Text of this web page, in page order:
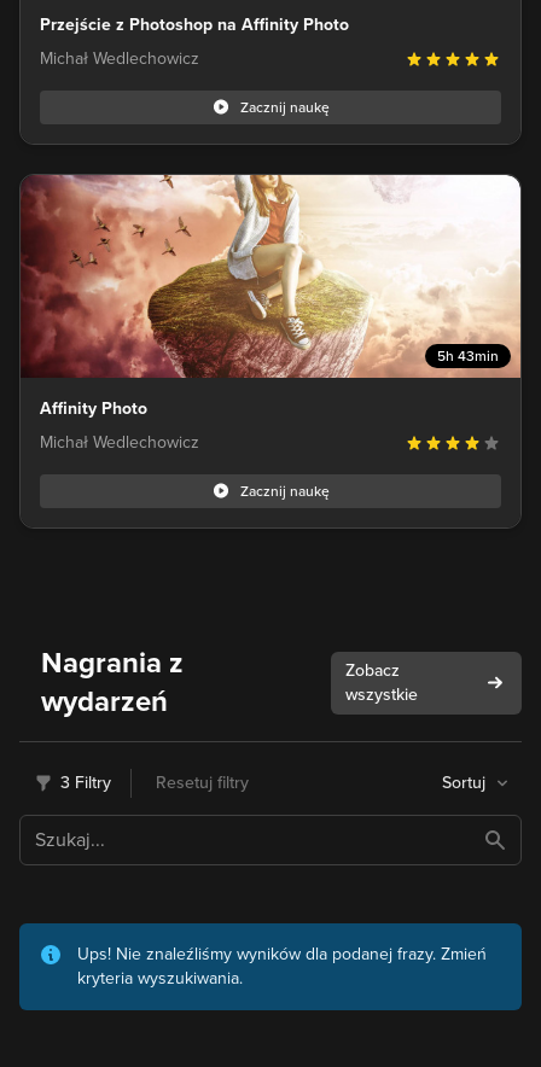
Przejście z Photoshop na Affinity Photo
Michał Wedlechowicz
Zacznij naukę
5h 43min
Affinity Photo
Michał Wedlechowicz
Zacznij naukę
Nagrania z
wydarzeń
Zobacz
wszystkie
3 Filtry Sortuj
Resetuj filtry
Ups! Nie znaleźliśmy wyników dla podanej frazy. Zmień
kryteria wyszukiwania.